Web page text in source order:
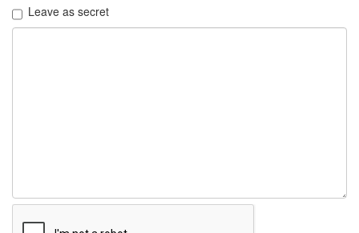
Leave as secret
by
빔
XPH70.2